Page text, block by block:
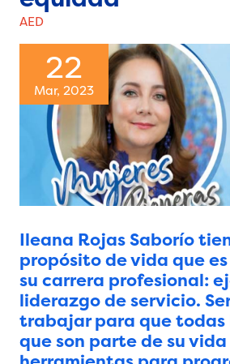
AED
22
Mar, 2023
Ileana Rojas Saborío
propósito de vida que
su carrera profesional:
liderazgo de servicio.
trabajar para que todas
que son parte de su